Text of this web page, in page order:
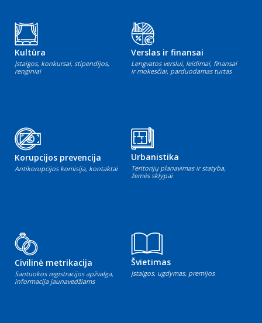
Kultūra
Įstaigos, konkursai, stipendijos,
renginiai
Verslas ir finansai
Lengvatos verslui, leidimai, finansai
ir mokesčiai, parduodamas turtas
Korupcijos prevencija
Antikorupcijos komisija, kontaktai
Urbanistika
Teritorijų planavimas ir statyba,
žemės sklypai
Civilinė metrikacija
Santuokos registracijos apžvalga,
informacija jaunavedžiams
Švietimas
Įstaigos, ugdymas, premijos